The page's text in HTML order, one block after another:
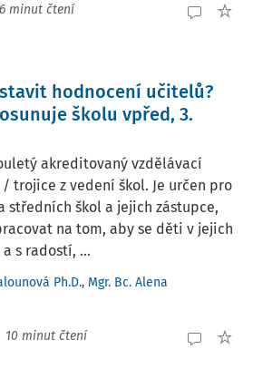
6 minut čtení
hodnocení učitelů?
školu vpřed, 3.
akreditovaný vzdělávací
trojice z vedení škol. Je určen pro
středních škol a jejich zástupce,
na tom, aby se děti v jejich
s radostí, ...
Ph.D., Mgr. Bc. Alena
10 minut čtení